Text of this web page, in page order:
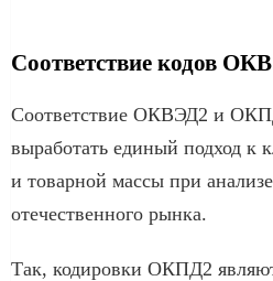
Соответствие кодов
Соответствие ОКВЭД2 и
выработать единый подход к
и товарной массы при
отечественного рынка.
Так, кодировки ОКПД2